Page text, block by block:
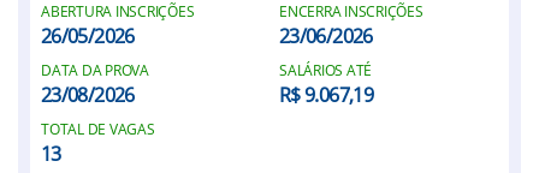
ABERTURA INSCRIÇÕES
26/05/2026
ENCERRA INSCRIÇÕES
23/06/2026
DATA DA PROVA
23/08/2026
SALÁRIOS ATÉ
R$ 9.067,19
TOTAL DE VAGAS
13